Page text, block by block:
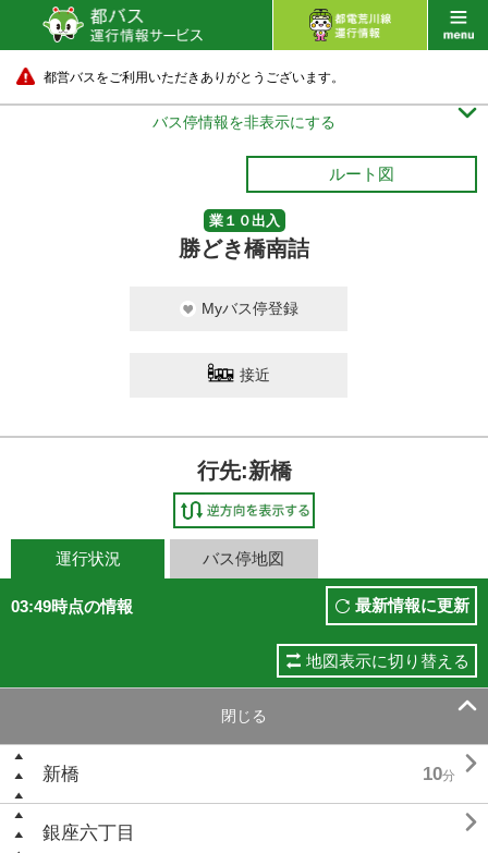
都営バスをご利用いただきありがとうございます。
バス停情報を非表示にする 
ルート図
業１０出入
勝どき橋南詰
Myバス停登録
接近
行先:新橋
運行状況 バス停地図
03:49時点の情報 最新情報に更新
地図表示に切り替える
閉じる 
新橋 10分 
銀座六丁目 